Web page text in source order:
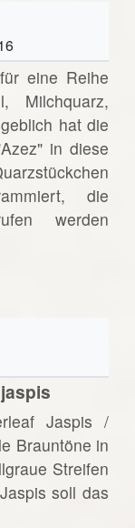
eine Reihe
Milchquarz,
hat die
in diese
die
werden
Jaspis /
Brauntöne in
Streifen
soll das